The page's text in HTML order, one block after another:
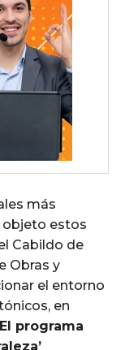
más
objeto estos
Cabildo de
Obras y
el entorno
en
El programa